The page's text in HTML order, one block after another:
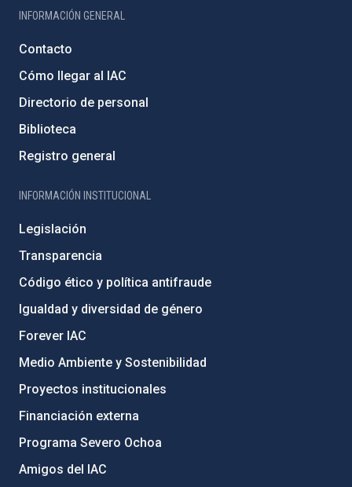
INFORMACIÓN GENERAL
Contacto
Cómo llegar al IAC
Directorio de personal
Biblioteca
Registro general
INFORMACIÓN INSTITUCIONAL
Legislación
Transparencia
Código ético y política antifraude
Igualdad y diversidad de género
Forever IAC
Medio Ambiente y Sostenibilidad
Proyectos institucionales
Financiación externa
Programa Severo Ochoa
Amigos del IAC